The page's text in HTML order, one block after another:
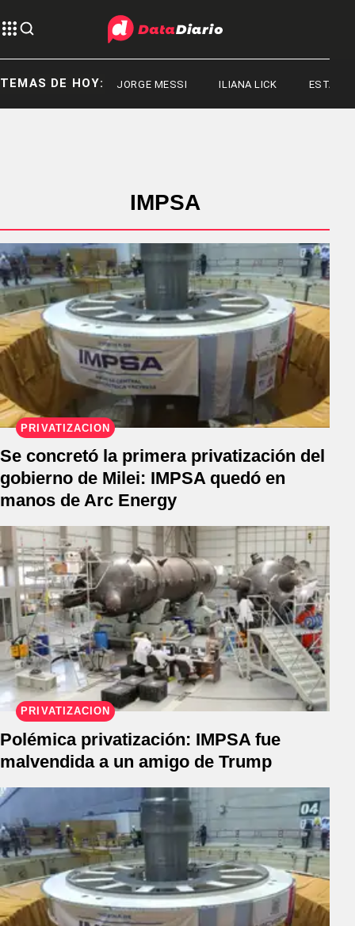
TEMAS DE HOY: JORGE MESSI ILIANA LICK ESTADOS
IMPSA
PRIVATIZACIÓN
Se concretó la primera privatización del
gobierno de Milei: IMPSA quedó en
manos de Arc Energy
PRIVATIZACIÓN
Polémica privatización: IMPSA fue
malvendida a un amigo de Trump